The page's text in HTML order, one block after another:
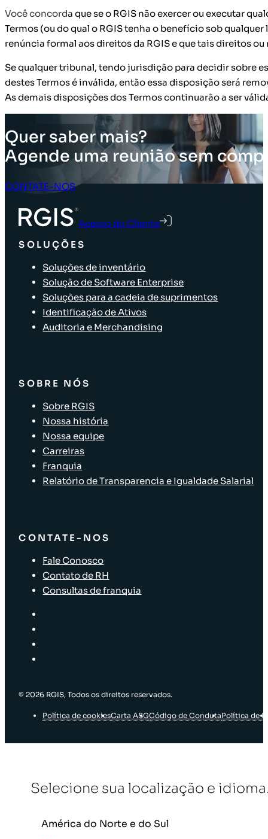
Você concorda que se o RGIS não exercer ou executar
Termos (ou do qual o RGIS tenha o benefício sob
renúncia formal aos direitos da RGIS e que tais direitos
Se qualquer tribunal, tendo jurisdição para decidir sobre
destes Termos é inválida, então essa disposição será
As demais disposições dos Termos continuarão a ser
Quer saber mais?
Agende uma reunião sem
CONTATE-NOS
Acesso do Cliente
SOLUÇÕES
Soluções de inventário
Solução de Software Enterprise
Soluções para a cadeia de suprimentos
Identificação de Ativos
Auditoria e Merchandising
SOBRE NÓS
Sobre RGIS
Nossa história
Nossa equipe
Carreiras
Franquia
Relatório de Transparencia e Igualdade Salarial
CONTATE-NOS
Fale Conosco
Contato de RH
Consultas de franquia
© 2026 RGIS, Todos os direitos reservados.
Política de cookiesCarta ASGCódigo de CondutaPolítica de
Selecione sua localização e
América do Norte e do Sul